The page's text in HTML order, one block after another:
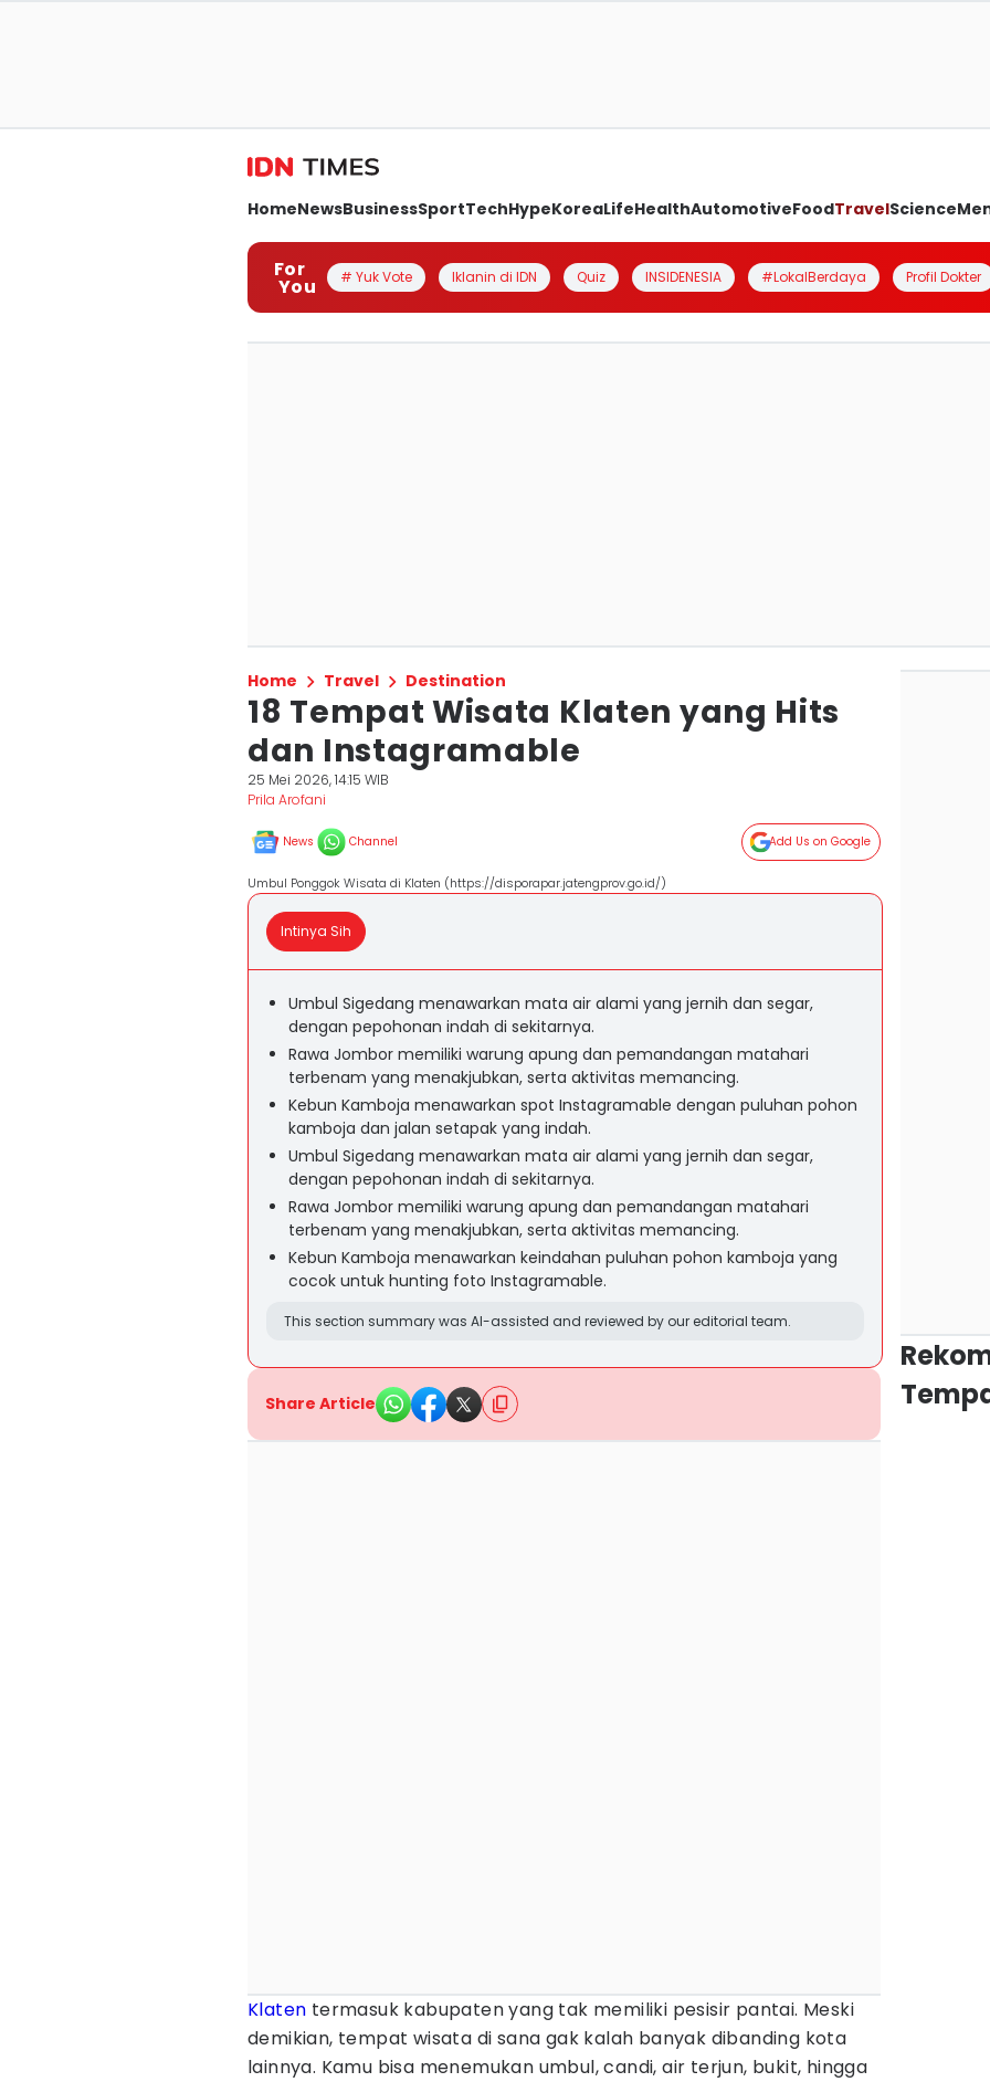
HomeNewsBusinessSportTechHypeKoreaLifeHealthAutomotiveFoodTravelScience
For
You # Yuk Vote Iklanin di IDN Quiz INSIDENESIA #LokalBerdaya Profil Dokter
Home Travel Destination
18 Tempat Wisata Klaten yang Hits
dan Instagramable
25 Mei 2026, 14:15 WIB
Prila Arofani
News Channel Add Us on Google
Umbul Ponggok Wisata di Klaten (https://disporapar.jatengprov.go.id/)
Intinya Sih
Umbul Sigedang menawarkan mata air alami yang jernih dan segar,
dengan pepohonan indah di sekitarnya.
Rawa Jombor memiliki warung apung dan pemandangan matahari
terbenam yang menakjubkan, serta aktivitas memancing.
Kebun Kamboja menawarkan spot Instagramable dengan puluhan pohon
kamboja dan jalan setapak yang indah.
Umbul Sigedang menawarkan mata air alami yang jernih dan segar,
dengan pepohonan indah di sekitarnya.
Rawa Jombor memiliki warung apung dan pemandangan matahari
terbenam yang menakjubkan, serta aktivitas memancing.
Kebun Kamboja menawarkan keindahan puluhan pohon kamboja yang
cocok untuk hunting foto Instagramable.
This section summary was AI-assisted and reviewed by our editorial team.
Share Article
Klaten termasuk kabupaten yang tak memiliki pesisir pantai. Meski
demikian, tempat wisata di sana gak kalah banyak dibanding kota
lainnya. Kamu bisa menemukan umbul, candi, air terjun, bukit, hingga